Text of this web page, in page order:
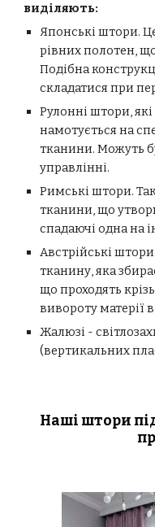
виділяють:
Японські штори.
рівних полотен,
Подібна
складатися при
Рулонні штори,
намотується на
тканини. Можуть
управлінні.
Римські штори.
тканини, що
спадаючі одна на
Австрійські
тканину, яка
що проходять
вивороту матерії
Жалюзі -
(вертикальних
Наші штори